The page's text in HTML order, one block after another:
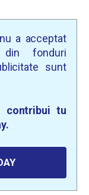
a acceptat
fonduri
sunt
contribui tu